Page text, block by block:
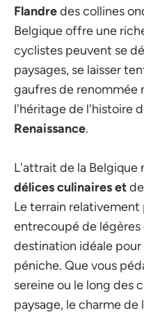
Flandredes collines
Belgique offre une
cyclistes peuvent se
paysages, se laisser
gaufres de renommée
l'héritage de l'histoire
Renaissance.
L'attrait de la Belgique
délices culinaires et
Le terrain relativement
entrecoupé de légères
destination idéale
péniche. Que vous
sereine ou le long des
paysage, le charme de